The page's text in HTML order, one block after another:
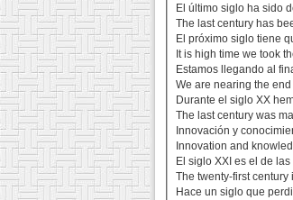
El último siglo ha sido
The last century has
El próximo siglo tiene
It is high time we took
Estamos llegando al
We are nearing the
Durante el siglo XX
The last century was
Innovación y
Innovation and
El siglo XXI es el de
The twenty-first
Hace un siglo que